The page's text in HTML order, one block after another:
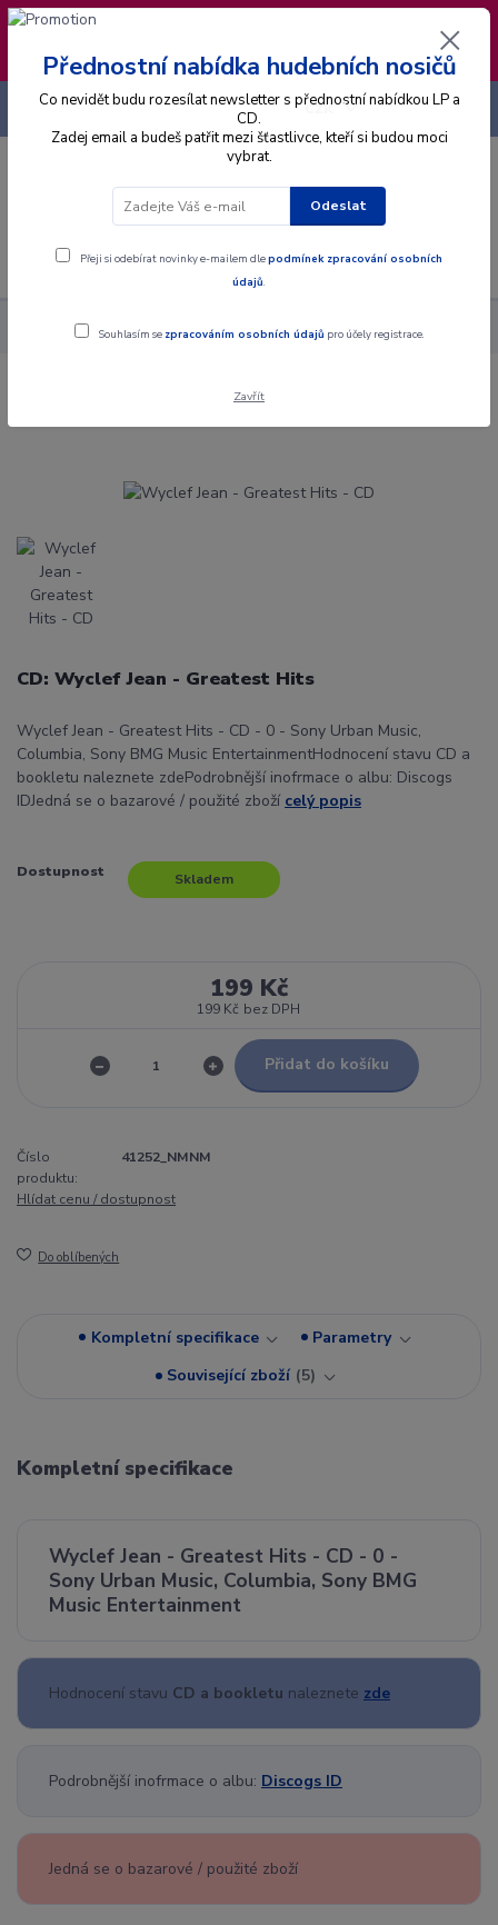
❣️ Od 4.8. do 13.8. čerpám dovolenou. Datum
expedice objednávek se posouvá na pátek
14.8.2026 🐋
Menu
CZK
+420 725 736 293
Alba CD Wyclef Jean - Greatest Hits - CD
Wyclef Jean - Greatest Hits - CD
CD: Wyclef Jean - Greatest Hits
Wyclef Jean - Greatest Hits - CD - 0 - Sony Urban Music,
Columbia, Sony BMG Music EntertainmentHodnocení stavu CD a
bookletu naleznete zdePodrobnější inofrmace o albu: Discogs
IDJedná se o bazarové / použité zboží celý popis
Dostupnost Skladem
199 Kč
199 Kč bez DPH
Přidat do košíku
Číslo
produktu:
41252_NMNM
Hlídat cenu / dostupnost
Do oblíbených
Kompletní specifikace
Parametry
Související zboží 5
Kompletní specifikace
Wyclef Jean - Greatest Hits - CD - 0 -
Sony Urban Music, Columbia, Sony BMG
Music Entertainment
Hodnocení stavu CD a bookletu naleznete zde
Podrobnější inofrmace o albu: Discogs ID
Jedná se o bazarové / použité zboží
Přednostní nabídka hudebních nosičů
Co nevidět budu rozesílat newsletter s přednostní nabídkou LP a
CD.
Zadej email a budeš patřit mezi šťastlivce, kteří si budou moci
vybrat.
Odeslat
Přeji si odebírat novinky e-mailem dlepodmínek zpracování osobních
údajů.
Souhlasím se zpracováním osobních údajů pro účely registrace.
Zavřít